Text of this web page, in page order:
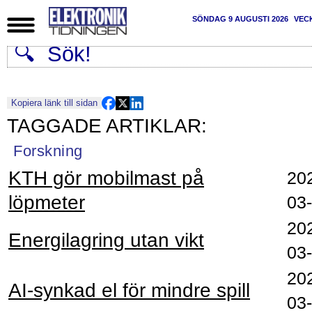
SÖNDAG 9 AUGUSTI 2026
Kopiera länk till sidan
Forskning
KTH gör mobilmast på
löpmeter
Energilagring utan vikt
AI-synkad el för mindre spill